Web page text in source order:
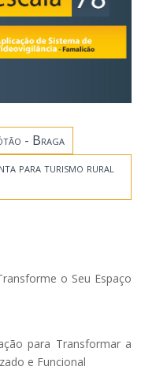
- Braga
para turismo rural
o Seu Espaço
para Transformar a
e Funcional